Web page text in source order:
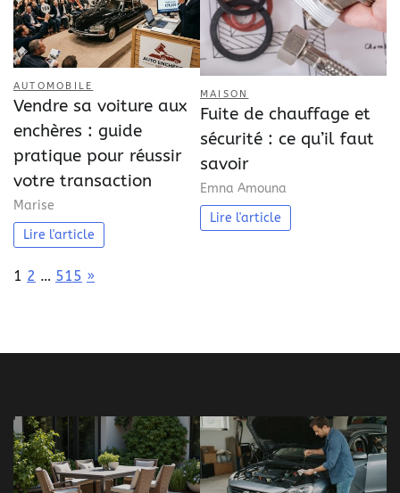
AUTOMOBILE
Vendre sa voiture aux
enchères : guide
pratique pour réussir
votre transaction
Marise
Lire l'article
MAISON
Fuite de chauffage et
sécurité : ce qu’il faut
savoir
Emna Amouna
Lire l'article
Page:
1 2 … 515 Next
»